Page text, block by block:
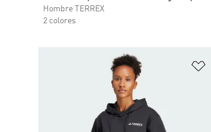
Hombre TERREX
2 colores